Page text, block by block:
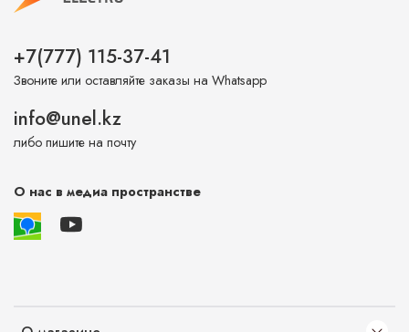
+7(777) 115-37-41
Звоните или оставляйте заказы на Whatsapp
info@unel.kz
либо пишите на почту
О нас в медиа пространстве